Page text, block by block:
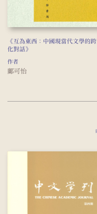
《互為東西：中國現當代文學的
化對話》
作者
鄺可怡